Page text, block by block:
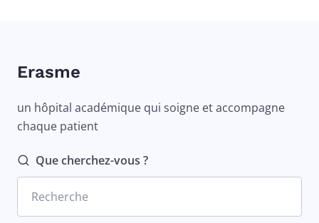
Erasme
un hôpital académique qui soigne et accompagne
chaque patient
Que cherchez-vous ?
Recherche